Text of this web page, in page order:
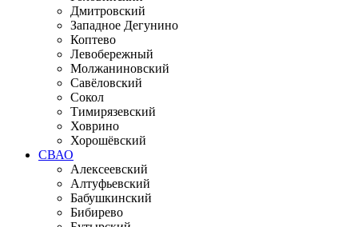
Дмитровский
Западное Дегунино
Коптево
Левобережный
Молжаниновский
Савёловский
Сокол
Тимирязевский
Ховрино
Хорошёвский
СВАО
Алексеевский
Алтуфьевский
Бабушкинский
Бибирево